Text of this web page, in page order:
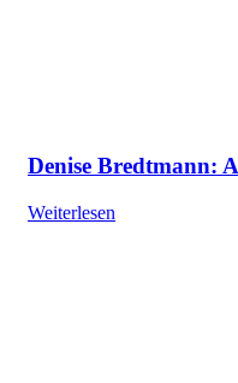
Denise Bredtmann:
Weiterlesen